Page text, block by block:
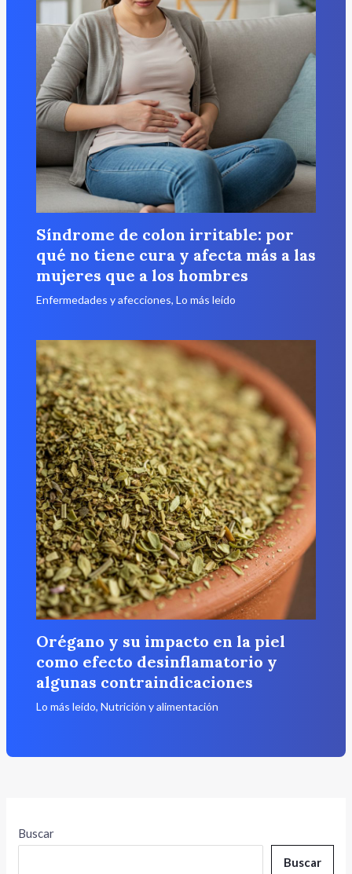
Síndrome de colon irritable: por
qué no tiene cura y afecta más a las
mujeres que a los hombres
Enfermedades y afecciones, Lo más leído
Orégano y su impacto en la piel
como efecto desinflamatorio y
algunas contraindicaciones
Lo más leído, Nutrición y alimentación
Buscar
Buscar